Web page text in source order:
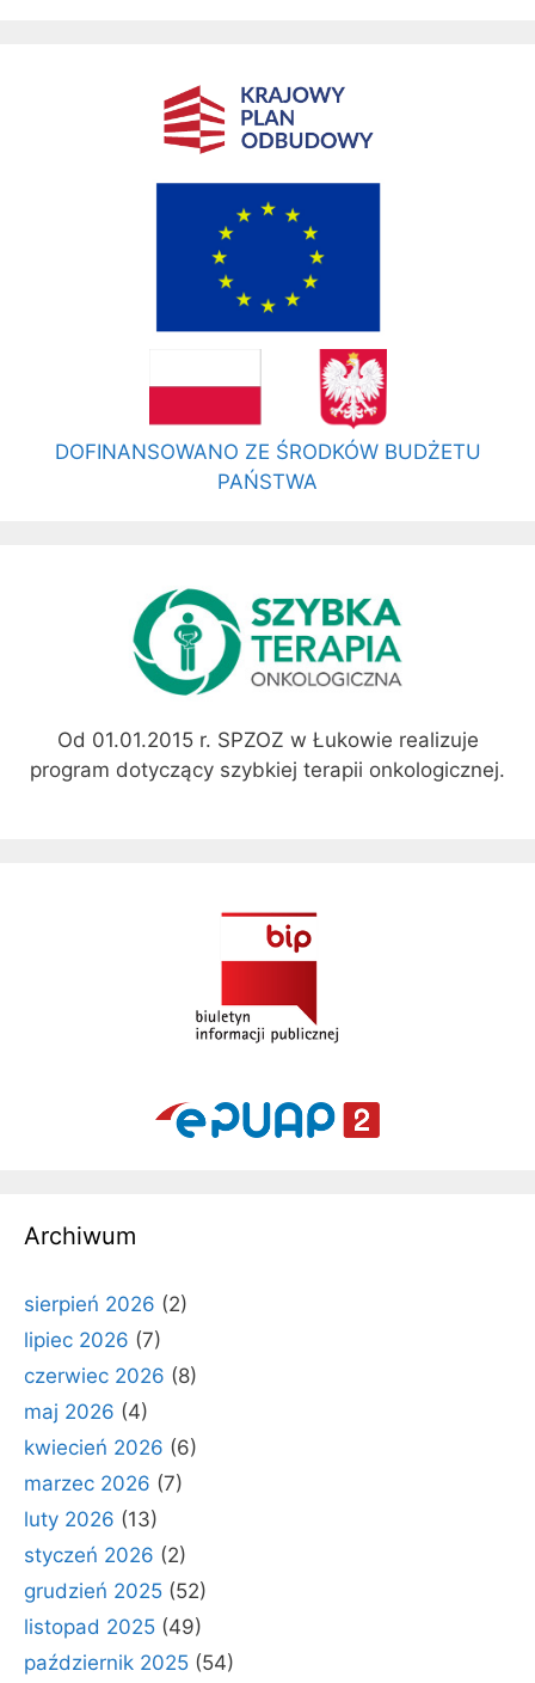
DOFINANSOWANO ZE ŚRODKÓW BUDŻETU
PAŃSTWA
Od 01.01.2015 r. SPZOZ w Łukowie realizuje
program dotyczący szybkiej terapii onkologicznej.
Archiwum
sierpień 2026 (2)
lipiec 2026 (7)
czerwiec 2026 (8)
maj 2026 (4)
kwiecień 2026 (6)
marzec 2026 (7)
luty 2026 (13)
styczeń 2026 (2)
grudzień 2025 (52)
listopad 2025 (49)
październik 2025 (54)